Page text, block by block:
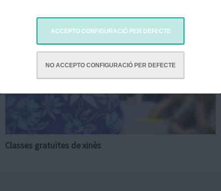
ACCEPTO CONFIGURACIÓ PER DEFECTE
NO ACCEPTO CONFIGURACIÓ PER DEFECTE
Classes gratuïtes de xinès